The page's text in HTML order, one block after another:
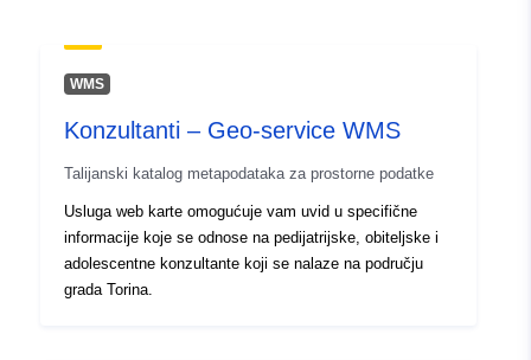
Tip: Polygon
4f16-98e3-793a379fb04a
uriRef:
WMS
Konzultanti – Geo-service WMS
Talijanski katalog metapodataka za prostorne podatke
Usluga web karte omogućuje vam uvid u specifične
informacije koje se odnose na pedijatrijske, obiteljske i
adolescentne konzultante koji se nalaze na području
grada Torina.